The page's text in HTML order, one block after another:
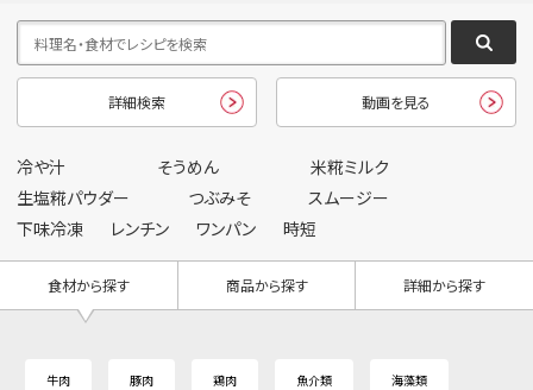
詳細検索 動画を見る
冷や汁 そうめん
米糀ミルク
生塩糀パウダー
つぶみそ
スムージー
下味冷凍
レンチン ワンパン 時短
食材から探す 商品から探す 詳細から探す
牛肉 豚肉 鶏肉 魚介類 海藻類